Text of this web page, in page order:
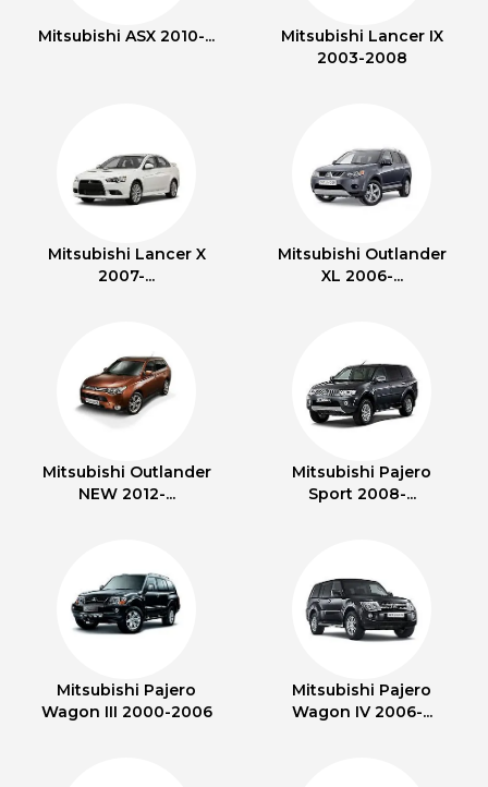
Mitsubishi ASX 2010-...
Mitsubishi Lancer IX
2003-2008
Mitsubishi Lancer X
2007-...
Mitsubishi Outlander
XL 2006-...
Mitsubishi Outlander
NEW 2012-...
Mitsubishi Pajero
Sport 2008-...
Mitsubishi Pajero
Wagon III 2000-2006
Mitsubishi Pajero
Wagon IV 2006-...